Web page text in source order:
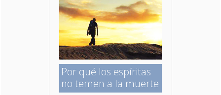
Por qué los espíritas
no temen a la muerte